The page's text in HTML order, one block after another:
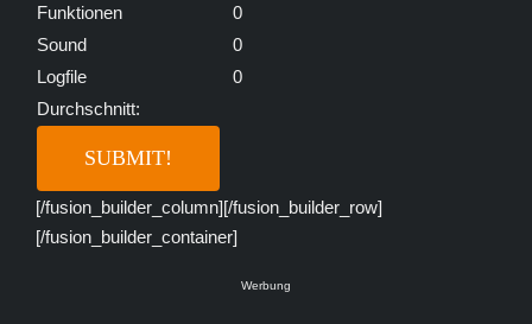
Funktionen
0
Sound
0
Logfile
0
Durchschnitt:
[/fusion_builder_column][/fusion_builder_row]
[/fusion_builder_container]
Werbung